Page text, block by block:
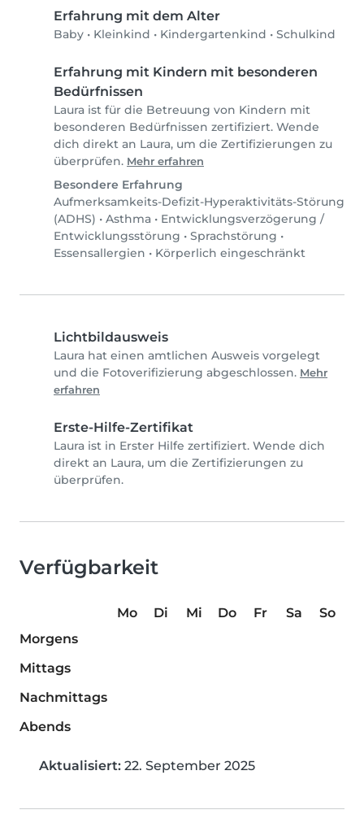
Erfahrung mit dem Alter
Baby • Kleinkind • Kindergartenkind • Schulkind
Erfahrung mit Kindern mit besonderen
Bedürfnissen
Laura ist für die Betreuung von Kindern mit
besonderen Bedürfnissen zertifiziert. Wende
dich direkt an Laura, um die Zertifizierungen zu
überprüfen. Mehr erfahren
Besondere Erfahrung
Aufmerksamkeits-Defizit-Hyperaktivitäts-Störung
(ADHS) • Asthma • Entwicklungsverzögerung /
Entwicklungsstörung • Sprachstörung •
Essensallergien • Körperlich eingeschränkt
Lichtbildausweis
Laura hat einen amtlichen Ausweis vorgelegt
und die Fotoverifizierung abgeschlossen. Mehr
erfahren
Erste-Hilfe-Zertifikat
Laura ist in Erster Hilfe zertifiziert. Wende dich
direkt an Laura, um die Zertifizierungen zu
überprüfen.
Verfügbarkeit
Mo Di Mi Do Fr Sa
So
Morgens
Mittags
Nachmittags
Abends
Aktualisiert: 22. September 2025